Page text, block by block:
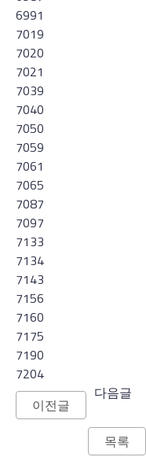
6991
7019
7020
7021
7039
7040
7050
7059
7061
7065
7087
7097
7133
7134
7143
7156
7160
7175
7190
7204
다음글
이전글
목록